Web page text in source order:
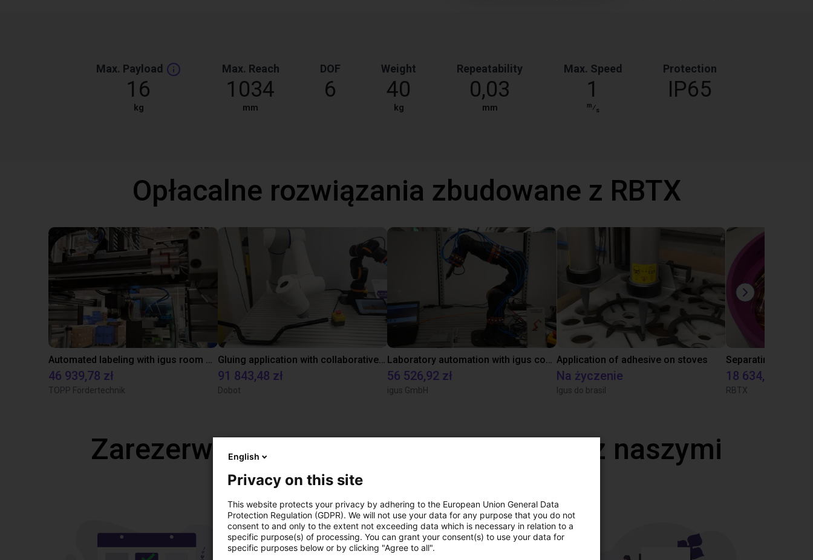
Max. Payload
16
kg
Max. Reach
1034
mm
DOF
6
Weight
40
kg
Repeatability
0,03
mm
Max. Speed
1
m⁄s
Protection
IP65
Opłacalne rozwiązania zbudowane z RBTX
Automated labeling with igus room gantry and a cab label printer
46 939,78 zł
TOPP Fördertechnik
Gluing application with collaborative robot
91 843,48 zł
Dobot
Laboratory automation with igus cobot ReBeL 6DOF
56 526,92 zł
igus GmbH
Application of adhesive on stoves
Na życzenie
Igus do brasil
18 634,80 zł
RBTX
Zarezerwuj bezpłatną rozmowę wideo z naszymi
ekspertami
English
Privacy on this site
This website protects your privacy by adhering to the European Union General Data
Protection Regulation (GDPR). We will not use your data for any purpose that you do not
consent to and only to the extent not exceeding data which is necessary in relation to a
specific purpose(s) of processing. You can grant your consent(s) to use your data for
specific purposes below or by clicking "Agree to all".